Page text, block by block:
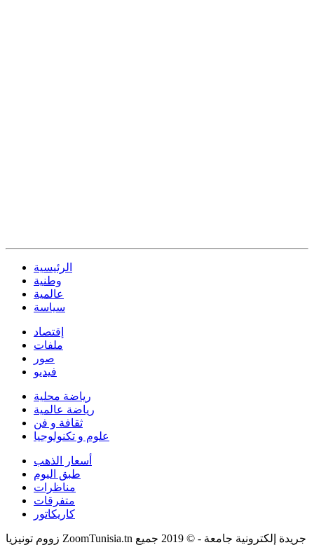
الرئيسية
وطنية
عالمية
سياسة
إقتصاد
ملفات
صور
فيديو
رياضة محلية
رياضة عالمية
ثقافة و فن
علوم و تكنولوجيا
أسعار الذهب
طبق اليوم
مناظرات
متفرقات
كاريكاتور
زووم تونيزيا ZoomTunisia.tn جريدة إلكترونية جامعة - © 2019 جميع